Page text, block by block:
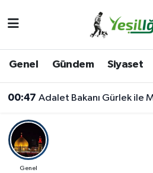
Genel Gündem Siyaset
00:47 Adalet Bakanı Gürlek ile Milletvekili
Genel
Iğdır Trafik Yoğunluk
Süper Lig Puan Durumu